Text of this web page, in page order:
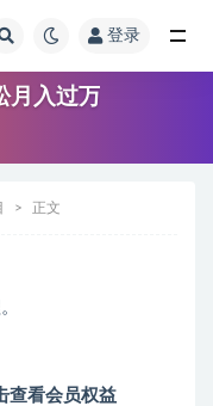
登录
月入过万
正文
查看会员权益